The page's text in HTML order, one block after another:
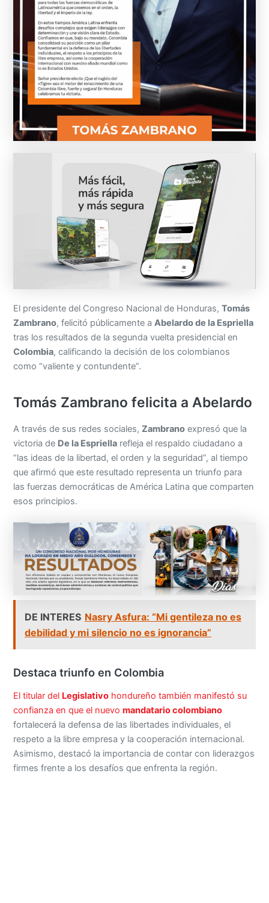
El presidente del Congreso Nacional de Honduras,Tomás
Zambrano, felicitó públicamente aAbelardo de la Espriella
tras los resultados de la segunda vuelta presidencial en
Colombia, calificando la decisión de los colombianos
como “valiente y contundente”.
Tomás Zambrano felicita a Abelardo
A través de sus redes sociales,Zambrano expresó que la
victoria de De la Espriella refleja el respaldo ciudadano a
“las ideas de la libertad, el orden y la seguridad”, al tiempo
que afirmó que este resultado representa un triunfo para
las fuerzas democráticas de América Latina que comparten
esos principios.
DE INTERES Nasry Asfura: “Mi gentileza no es
debilidad y mi silencio no es ignorancia”
Destaca triunfo en Colombia
El titular del Legislativo hondureño también manifestó su
confianza en que el nuevomandatario colombiano
fortalecerá la defensa de las libertades individuales, el
respeto a la libre empresa y la cooperación internacional.
Asimismo, destacó la importancia de contar con liderazgos
firmes frente a los desafíos que enfrenta la región.